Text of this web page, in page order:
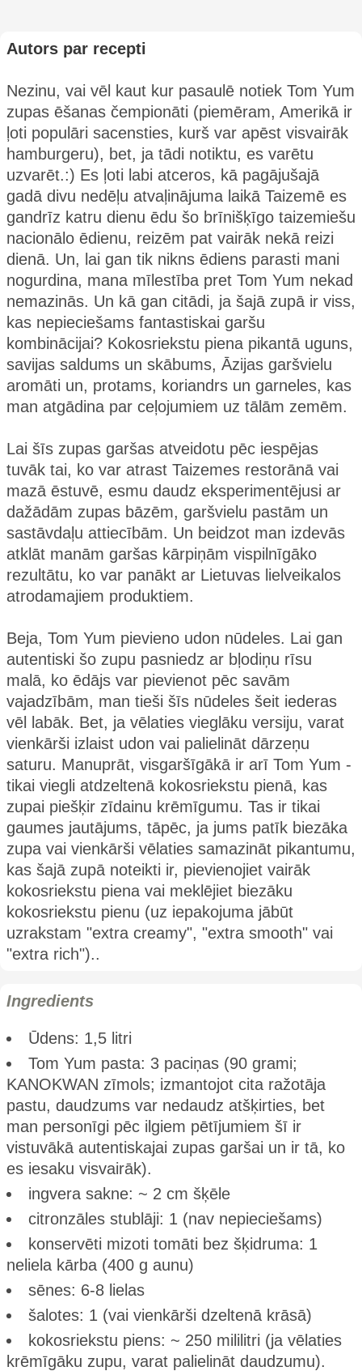
Autors par recepti
Nezinu, vai vēl kaut kur pasaulē notiek Tom Yum
zupas ēšanas čempionāti (piemēram, Amerikā ir
ļoti populāri sacensties, kurš var apēst visvairāk
hamburgeru), bet, ja tādi notiktu, es varētu
uzvarēt.:) Es ļoti labi atceros, kā pagājušajā
gadā divu nedēļu atvaļinājuma laikā Taizemē es
gandrīz katru dienu ēdu šo brīnišķīgo taizemiešu
nacionālo ēdienu, reizēm pat vairāk nekā reizi
dienā. Un, lai gan tik nikns ēdiens parasti mani
nogurdina, mana mīlestība pret Tom Yum nekad
nemazinās. Un kā gan citādi, ja šajā zupā ir viss,
kas nepieciešams fantastiskai garšu
kombinācijai? Kokosriekstu piena pikantā uguns,
savijas saldums un skābums, Āzijas garšvielu
aromāti un, protams, koriandrs un garneles, kas
man atgādina par ceļojumiem uz tālām zemēm.
Lai šīs zupas garšas atveidotu pēc iespējas
tuvāk tai, ko var atrast Taizemes restorānā vai
mazā ēstuvē, esmu daudz eksperimentējusi ar
dažādām zupas bāzēm, garšvielu pastām un
sastāvdaļu attiecībām. Un beidzot man izdevās
atklāt manām garšas kārpiņām vispilnīgāko
rezultātu, ko var panākt ar Lietuvas lielveikalos
atrodamajiem produktiem.
Beja, Tom Yum pievieno udon nūdeles. Lai gan
autentiski šo zupu pasniedz ar bļodiņu rīsu
malā, ko ēdājs var pievienot pēc savām
vajadzībām, man tieši šīs nūdeles šeit iederas
vēl labāk. Bet, ja vēlaties vieglāku versiju, varat
vienkārši izlaist udon vai palielināt dārzeņu
saturu. Manuprāt, visgaršīgākā ir arī Tom Yum -
tikai viegli atdzeltenā kokosriekstu pienā, kas
zupai piešķir zīdainu krēmīgumu. Tas ir tikai
gaumes jautājums, tāpēc, ja jums patīk biezāka
zupa vai vienkārši vēlaties samazināt pikantumu,
kas šajā zupā noteikti ir, pievienojiet vairāk
kokosriekstu piena vai meklējiet biezāku
kokosriekstu pienu (uz iepakojuma jābūt
uzrakstam "extra creamy", "extra smooth" vai
"extra rich")..
Ingredients
Ūdens: 1,5 litri
Tom Yum pasta: 3 paciņas (90 grami;
KANOKWAN zīmols; izmantojot cita ražotāja
pastu, daudzums var nedaudz atšķirties, bet
man personīgi pēc ilgiem pētījumiem šī ir
vistuvākā autentiskajai zupas garšai un ir tā, ko
es iesaku visvairāk).
ingvera sakne: ~ 2 cm šķēle
citronzāles stublāji: 1 (nav nepieciešams)
konservēti mizoti tomāti bez šķidruma: 1
neliela kārba (400 g aunu)
sēnes: 6-8 lielas
šalotes: 1 (vai vienkārši dzeltenā krāsā)
kokosriekstu piens: ~ 250 mililitri (ja vēlaties
krēmīgāku zupu, varat palielināt daudzumu).